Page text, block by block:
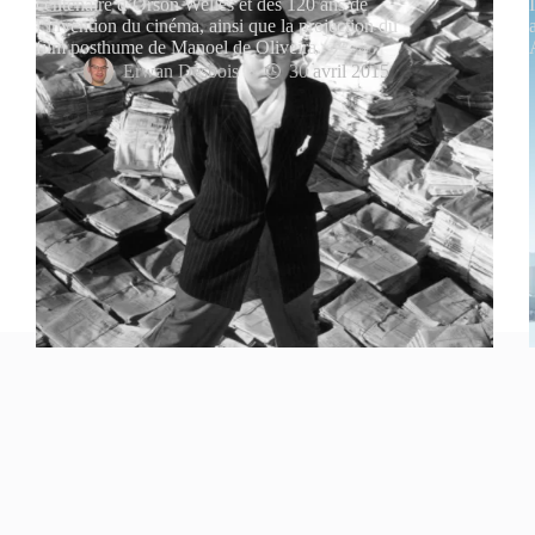
l’invention du cinéma, ainsi que la projection du
film posthume de Manoel de Oliveira.
Erwan Desbois
30 avril 2015